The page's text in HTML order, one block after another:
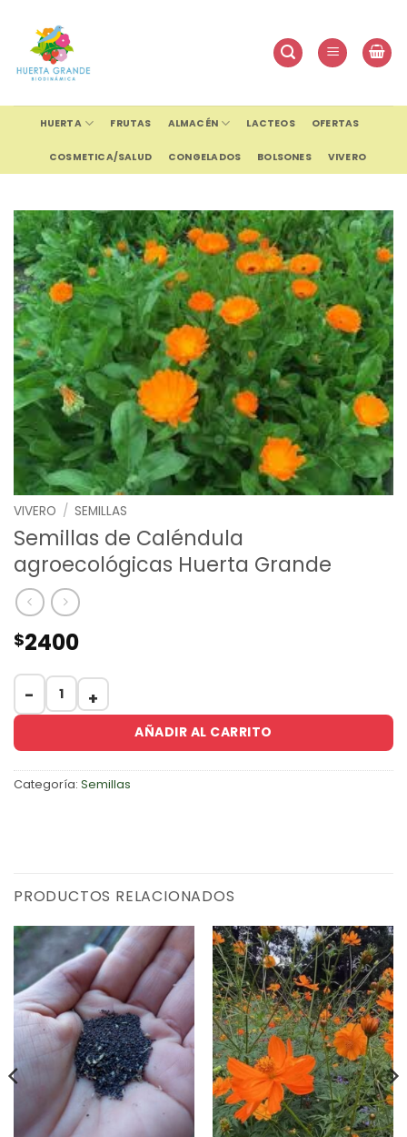
content
HUERTA FRUTAS ALMACÉN LACTEOS OFERTAS
COSMETICA/SALUD CONGELADOS BOLSONES VIVERO
VIVERO / SEMILLAS
Semillas de Caléndula
agroecológicas Huerta Grande
$2400
Semillas de Caléndula agroecológicas Huerta Grande
AÑADIR AL CARRITO
Categoría: Semillas
PRODUCTOS RELACIONADOS